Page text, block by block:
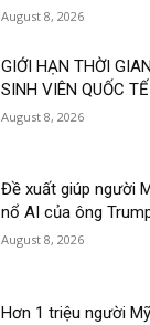
August 8, 2026
GIỚI HẠN THỜI
SINH VIÊN QUỐC TẾ
August 8, 2026
Đề xuất giúp người
nổ AI của ông
August 8, 2026
Hơn 1 triệu người